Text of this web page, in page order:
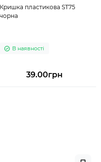
Кришка пластикова ST75
чорна
В наявності
39.00грн